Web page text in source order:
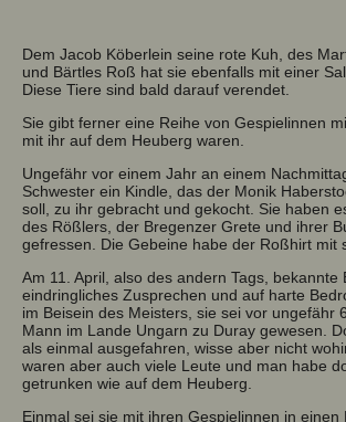
Dem Jacob Köberlein seine rote Kuh, des
und Bärtles Roß hat sie ebenfalls mit einer
Diese Tiere sind bald darauf verendet.
Sie gibt ferner eine Reihe von Gespielinnen
mit ihr auf dem Heuberg waren.
Ungefähr vor einem Jahr an einem
Schwester ein Kindle, das der Monik
soll, zu ihr gebracht und gekocht. Sie haben
des Rößlers, der Bregenzer Grete und ihrer
gefressen. Die Gebeine habe der Roßhirt mit
Am 11. April, also des andern Tags, bekannte
eindringliches Zusprechen und auf harte
im Beisein des Meisters, sie sei vor ungefähr
Mann im Lande Ungarn zu Duray gewesen.
als einmal ausgefahren, wisse aber nicht
waren aber auch viele Leute und man habe
getrunken wie auf dem Heuberg.
Einmal sei sie mit ihren Gespielinnen in einen